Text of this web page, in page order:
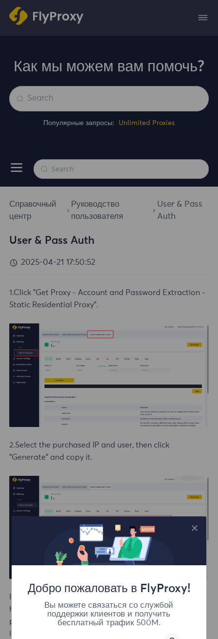
Как мы можем вам помочь?
Популярные запросы: Unlimited Proxies
Справочный
центр
Руководство
пользователя
User & Pass
Auth
User & Pass Auth
2025-04-21 17:50:52
1.Click "Get Proxy - Account and Password Extraction -
Static Residential Proxy".
2.Select the purchased IP and user, then click
"Generate" and copy it.
If it shows that the connection cannot be made, click
here to view[Proxy cannot be connected]. If the
problem cannot be solved, please send the test
instructions and test results to the official email:
Добро пожаловать в FlyProxy!
Вы можете связаться со службой
поддержки клиентов и получить
бесплатный трафик 500M.